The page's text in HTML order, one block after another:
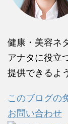
健康・美容ネ
アナタに役立
提供できるよ
このブログの
お問い合わせ